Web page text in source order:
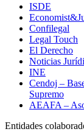
ISDE
Confilegal
Legal Touch
El Derecho
Noticias
INE
Cendoj –
Supremo
AEAFA –
Entidades